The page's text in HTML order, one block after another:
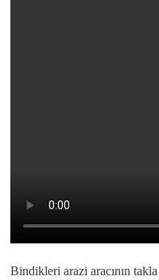
Bindikleri arazi aracının